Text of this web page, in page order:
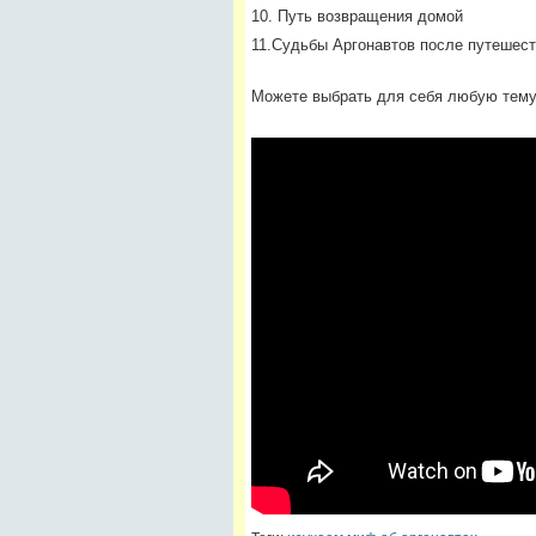
10. Путь возвращения домой
11.Судьбы Аргонавтов после
Можете выбрать для себя любую